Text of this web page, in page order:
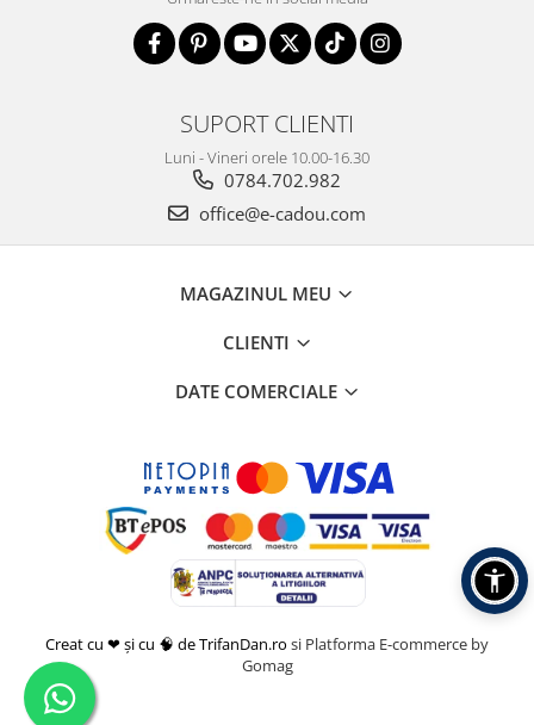
SUPORT CLIENTI
Luni - Vineri orele 10.00-16.30
0784.702.982
office@e-cadou.com
MAGAZINUL MEU
CLIENTI
DATE COMERCIALE
Creat cu ❤ și cu 🧠 de TrifanDan.ro si Platforma E-commerce by
Gomag